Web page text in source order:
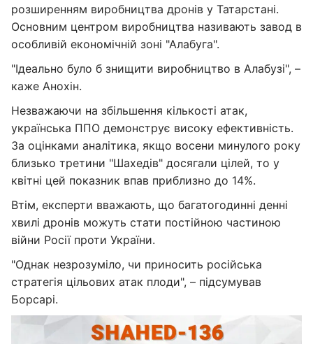
розширенням виробництва дронів у Татарстані.
Основним центром виробництва називають завод в
особливій економічній зоні "Алабуга".
"Ідеально було б знищити виробництво в Алабузі", –
каже Анохін.
Незважаючи на збільшення кількості атак,
українська ППО демонструє високу ефективність.
За оцінками аналітика, якщо восени минулого року
близько третини "Шахедів" досягали цілей, то у
квітні цей показник впав приблизно до 14%.
Втім, експерти вважають, що багатогодинні денні
хвилі дронів можуть стати постійною частиною
війни Росії проти України.
"Однак незрозуміло, чи приносить російська
стратегія цільових атак плоди", – підсумував
Борсарі.